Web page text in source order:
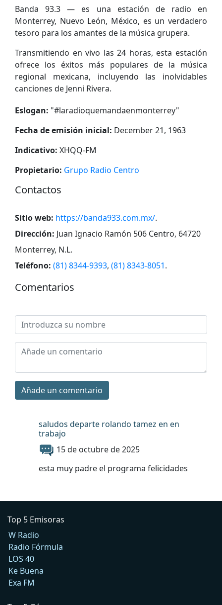
Banda 93.3 — es una estación de radio en
Monterrey, Nuevo León, México, es un verdadero
tesoro para los amantes de la música grupera.
Transmitiendo en vivo las 24 horas, esta estación
ofrece los éxitos más populares de la música
regional mexicana, incluyendo las inolvidables
canciones de Jenni Rivera.
Eslogan: "#laradioquemandaenmonterrey"
Fecha de emisión inicial: December 21, 1963
Indicativo: XHQQ-FM
Propietario: Grupo Radio Centro
Contactos
Sitio web: https://banda933.com.mx/.
Dirección: Juan Ignacio Ramón 506 Centro, 64720
Monterrey, N.L.
Teléfono: (81) 8344-9393, (81) 8343-8051.
Comentarios
Añade un comentario
saludos departe rolando tamez en en
trabajo
15 de octubre de 2025
esta muy padre el programa felicidades
Top 5 Emisoras
W Radio
Radio Fórmula
LOS 40
Ke Buena
Exa FM